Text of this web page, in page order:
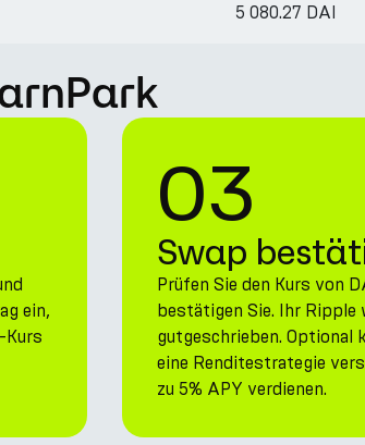
5 080.27 DAI
ein,
Kurs
03
Swap
Prüfen Sie den Kurs von
bestätigen Sie. Ihr
gutgeschrieben. Optional
eine Renditestrategie
zu 5% APY verdienen.